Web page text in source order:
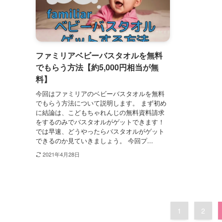
ファミリアベビーバスタオルを無料
でもらう方法【約5,000円相当が無
料】
今回はファミリアのベビーバスタオルを無料
でもらう方法について説明します。 まず初め
に結論は、こどもちゃれんじの無料資料請求
をするのみでバスタオルがゲットできます！
では早速、どうやったらバスタオルがゲット
できるのか見ていきましょう。 今回プ...
2021年4月28日
1 2